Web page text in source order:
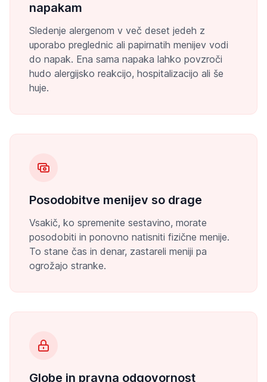
napakam
Sledenje alergenom v več deset jedeh z
uporabo preglednic ali papirnatih menijev vodi
do napak. Ena sama napaka lahko povzroči
hudo alergijsko reakcijo, hospitalizacijo ali še
huje.
Posodobitve menijev so drage
Vsakič, ko spremenite sestavino, morate
posodobiti in ponovno natisniti fizične menije.
To stane čas in denar, zastareli meniji pa
ogrožajo stranke.
Globe in pravna odgovornost